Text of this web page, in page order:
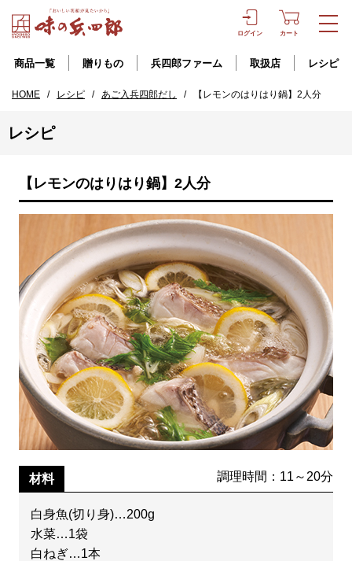
ログイン カート
商品一覧 贈りもの 兵四郎ファーム 取扱店 レシピ
HOME / レシピ / あご入兵四郎だし / 【レモンのはりはり鍋】2人分
レシピ
【レモンのはりはり鍋】2人分
材料 調理時間：11～20分
白身魚(切り身)…200g
水菜…1袋
白ねぎ…1本